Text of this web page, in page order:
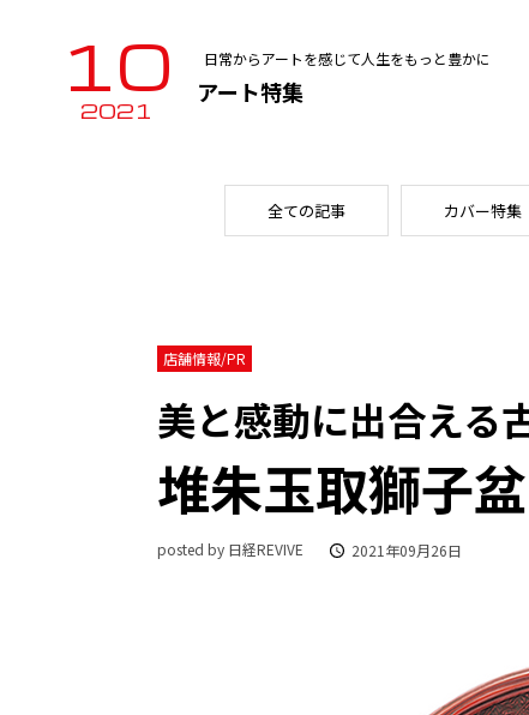
10
2021
日常からアートを感じて人生をもっと豊かに
アート特集
全ての記事 カバー特集
店舗情報/PR
美と感動に出合える
堆朱玉取獅子盆
posted by 日経REVIVE 2021年09月26日